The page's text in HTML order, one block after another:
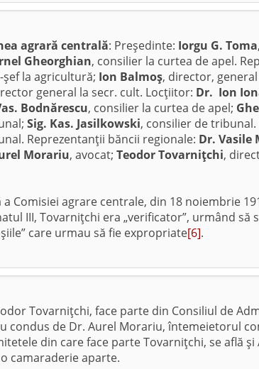
agrară centrală: Preşedinte: Iorgu G. Toma
Gheorghian, consilier la curtea de apel.
şef la agricultură; Ion Balmoş, director,
general la secr. cult. Locţiitor: Dr. Ion
Bodnărescu, consilier la curtea de apel;
Sig. Kas. Jasilkowski, consilier de
Reprezentanţii băncii regionale: Dr. Vasile
Morariu, avocat; Teodor Tovarniţchi,
Comisiei agrare centrale, din 18 noiembrie
III, Tovarniţchi era „verificator”, urmând
care urmau să fie expropriate[6].
Tovarniţchi, face parte din Consiliul de
condus de Dr. Aurel Morariu, întemeietorul
din care face parte Tovarniţchi, se află
camaraderie aparte.